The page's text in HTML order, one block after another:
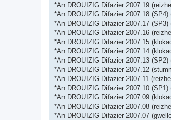
*An DROUIZIG Difazier 2007.19
*An DROUIZIG Difazier 2007.18
*An DROUIZIG Difazier 2007.17
*An DROUIZIG Difazier 2007.16
*An DROUIZIG Difazier 2007.15
*An DROUIZIG Difazier 2007.14
*An DROUIZIG Difazier 2007.13
*An DROUIZIG Difazier 2007.12
*An DROUIZIG Difazier 2007.11
*An DROUIZIG Difazier 2007.10
*An DROUIZIG Difazier 2007.09
*An DROUIZIG Difazier 2007.08
*An DROUIZIG Difazier 2007.07